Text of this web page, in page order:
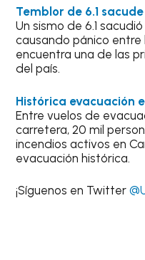
Temblor de 6.1
Un sismo de 6.1
causando pánico entre
encuentra una de las
del país.
Histórica evacuación
Entre vuelos de
carretera, 20 mil
incendios activos en
evacuación histórica.
¡Síguenos en Twitter